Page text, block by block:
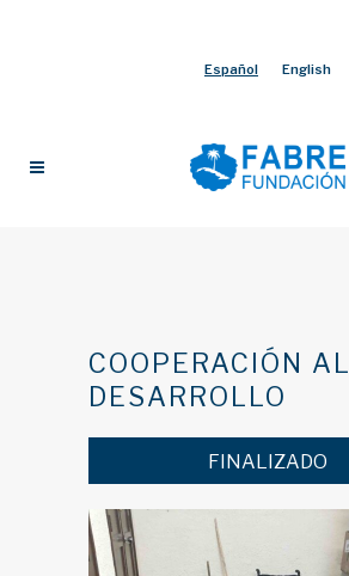
Español English
COOPERACIÓN AL
DESARROLLO
FINALIZADO